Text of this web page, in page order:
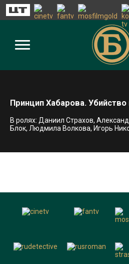
Принцип Хабарова.
В ролях: Даниил Страхов,
Блок, Людмила Волкова, Игорь